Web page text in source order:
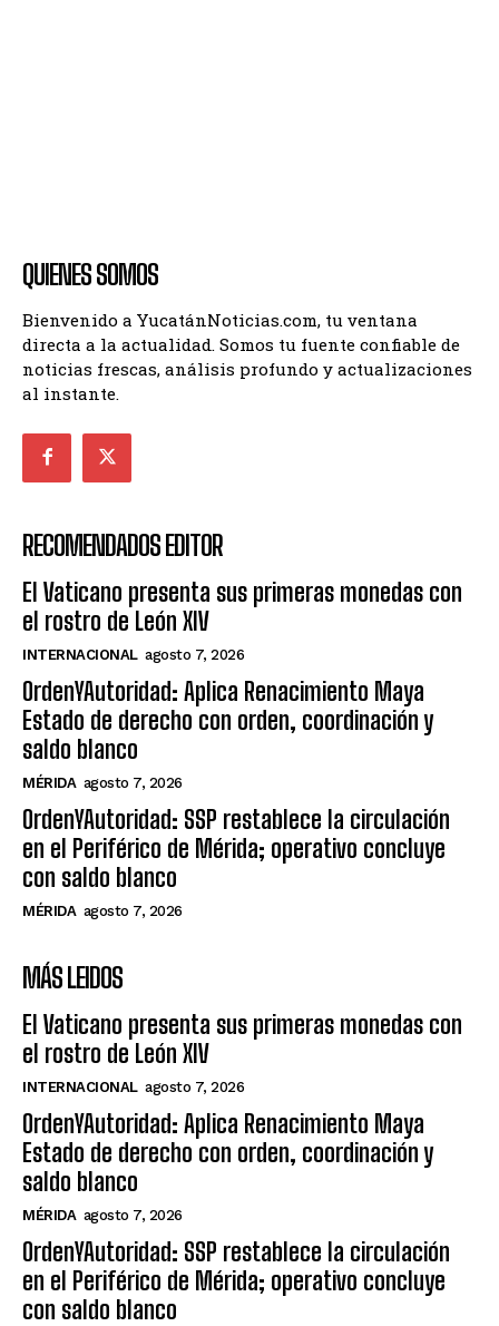
QUIENES SOMOS
Bienvenido a YucatánNoticias.com, tu ventana
directa a la actualidad. Somos tu fuente confiable de
noticias frescas, análisis profundo y actualizaciones
al instante.
RECOMENDADOS EDITOR
El Vaticano presenta sus primeras monedas con
el rostro de León XIV
INTERNACIONAL agosto 7, 2026
OrdenYAutoridad: Aplica Renacimiento Maya
Estado de derecho con orden, coordinación y
saldo blanco
MÉRIDA agosto 7, 2026
OrdenYAutoridad: SSP restablece la circulación
en el Periférico de Mérida; operativo concluye
con saldo blanco
MÉRIDA agosto 7, 2026
MÁS LEIDOS
El Vaticano presenta sus primeras monedas con
el rostro de León XIV
INTERNACIONAL agosto 7, 2026
OrdenYAutoridad: Aplica Renacimiento Maya
Estado de derecho con orden, coordinación y
saldo blanco
MÉRIDA agosto 7, 2026
OrdenYAutoridad: SSP restablece la circulación
en el Periférico de Mérida; operativo concluye
con saldo blanco